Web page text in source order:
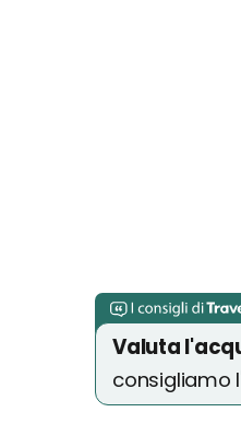
Valuta
consigliamo